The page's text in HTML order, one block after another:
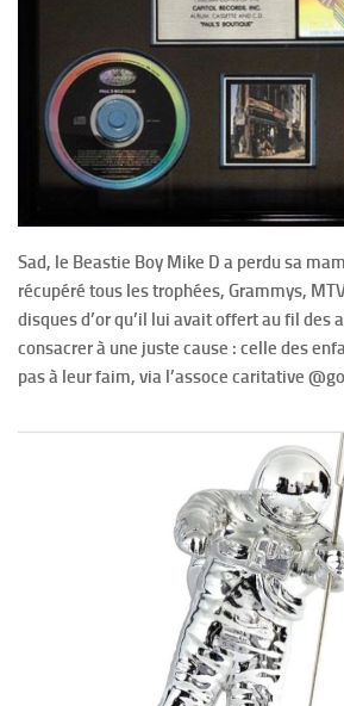
Sad, le Beastie Boy Mike D a perdu sa
récupéré tous les trophées, Grammys,
disques d’or qu’il lui avait offert au fil des
consacrer à une juste cause : celle des
pas à leur faim, via l’assoce caritative